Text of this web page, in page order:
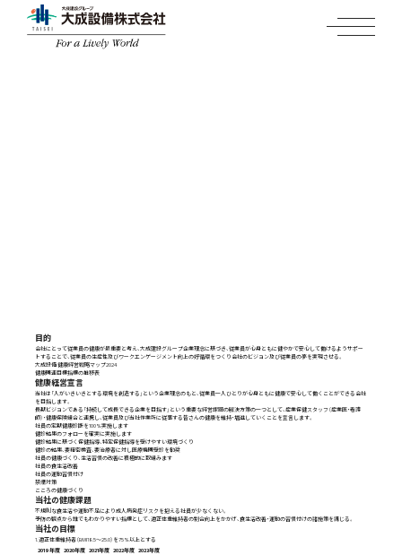
グループ理念体系
建築設備工事
実績紹介
教育・研究
スポーツ
ZEB
技術紹介
大成設備のサステナビリティ戦略
［特集］2025年度 私たちの取り組み
2024年度 実績報告
S：社会
目的
会社にとって従業員の健康が最重要と考え、大成建設グループ企業理念に基づき、従業員が心身ともに健やかで安心して働けるようサポー
トすることで、従業員の生産性及びワークエンゲージメント向上の好循環をつくり会社のビジョン及び従業員の夢を実現させる。
大成設備 健康経営戦略マップ2024
健康関連目標指標の推移表
健康経営宣言
当社は「人がいきいきとする環境を創造する」という企業理念のもと、従業員一人ひとりが心身ともに健康で安心して働くことができる会社
を目指します。
長期ビジョンである「持続して成長できる企業を目指す」という重要な経営課題の解決方策の一つとして、産業保健スタッフ（産業医・看護
師）・健康保険組合と連携し、従業員及び当社作業所に従事する皆さんの健康を維持・増進していくことを宣言します。
社員の定期健康診断を100%実施します
健診結果のフォローを確実に実施します
健診結果に基づく保健指導、特定保健指導を受けやすい環境づくり
健診の結果、要精密検査、要治療者に対し医療機関受診を勧奨
社員の健康づくり、生活習慣の改善に積極的に取組みます
社員の食生活改善
社員の運動習慣付け
禁煙対策
こころの健康づくり
当社の健康課題
不規則な食生活や運動不足により成人病発症リスクを抱える社員が少なくない。
予防の観点から誰でもわかりやすい指標として、適正体重維持者の割合向上をかかげ、食生活改善・運動の習慣付けの諸施策を講じる。
当社の目標
1. 適正体重維持者（BMI18.5～25.0）を75%以上とする
2019年度 2020年度 2021年度 2022年度 2023年度